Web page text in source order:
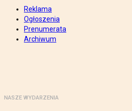
Reklama
Ogłoszenia
Prenumerata
Archiwum
NASZE WYDARZENIA